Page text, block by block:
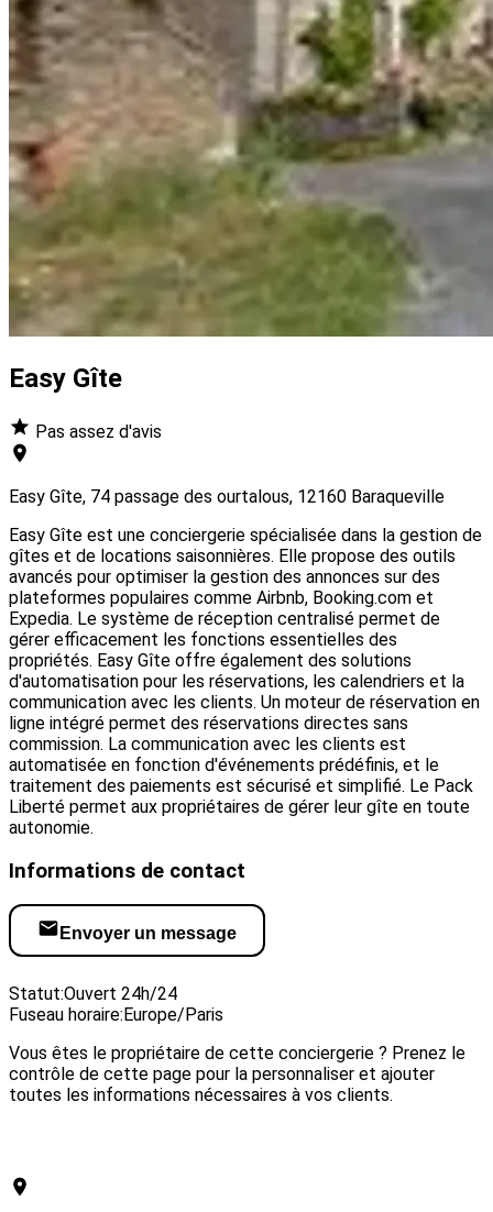
Easy Gîte
Pas assez d'avis
Easy Gîte, 74 passage des ourtalous, 12160 Baraqueville
Easy Gîte est une conciergerie spécialisée dans la gestion de
gîtes et de locations saisonnières. Elle propose des outils
avancés pour optimiser la gestion des annonces sur des
plateformes populaires comme Airbnb, Booking.com et
Expedia. Le système de réception centralisé permet de
gérer efficacement les fonctions essentielles des
propriétés. Easy Gîte offre également des solutions
d'automatisation pour les réservations, les calendriers et la
communication avec les clients. Un moteur de réservation en
ligne intégré permet des réservations directes sans
commission. La communication avec les clients est
automatisée en fonction d'événements prédéfinis, et le
traitement des paiements est sécurisé et simplifié. Le Pack
Liberté permet aux propriétaires de gérer leur gîte en toute
autonomie.
Informations de contact
Envoyer un message
Statut:Ouvert 24h/24
Fuseau horaire:Europe/Paris
Vous êtes le propriétaire de cette conciergerie ? Prenez le
contrôle de cette page pour la personnaliser et ajouter
toutes les informations nécessaires à vos clients.